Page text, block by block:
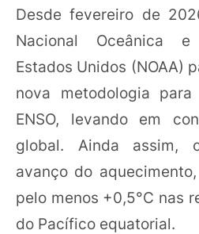
Desde fevereiro de
Nacional Oceânica
Estados Unidos (NOAA)
nova metodologia
ENSO, levando em
global. Ainda assim,
avanço do
pelo menos +0,5°C nas
do Pacífico equatorial.